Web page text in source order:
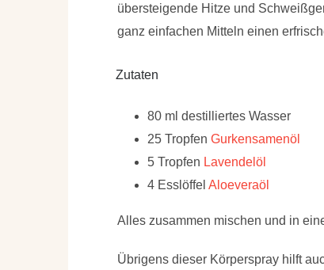
übersteigende Hitze und
ganz einfachen Mitteln einen
Zutaten
80 ml destilliertes Wasser
25 Tropfen Gurkensamenöl
5 Tropfen Lavendelöl
4 Esslöffel Aloeveraöl
Alles zusammen mischen und in
Übrigens dieser Körperspray hilft